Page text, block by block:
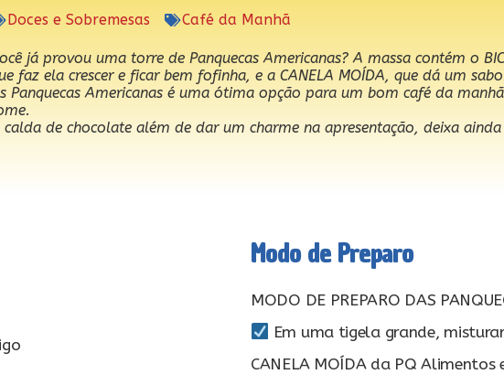
Doces e Sobremesas Café da Manhã
já provou uma torre de Panquecas Americanas? A massa contém o
faz ela crescer e ficar bem fofinha, e a CANELA MOÍDA, que dá um
Panquecas Americanas é uma ótima opção para um bom café da
calda de chocolate além de dar um charme na apresentação, deixa
Modo de Preparo
MODO DE PREPARO DAS
Em uma tigela grande,
CANELA MOÍDA da PQ Alimentos